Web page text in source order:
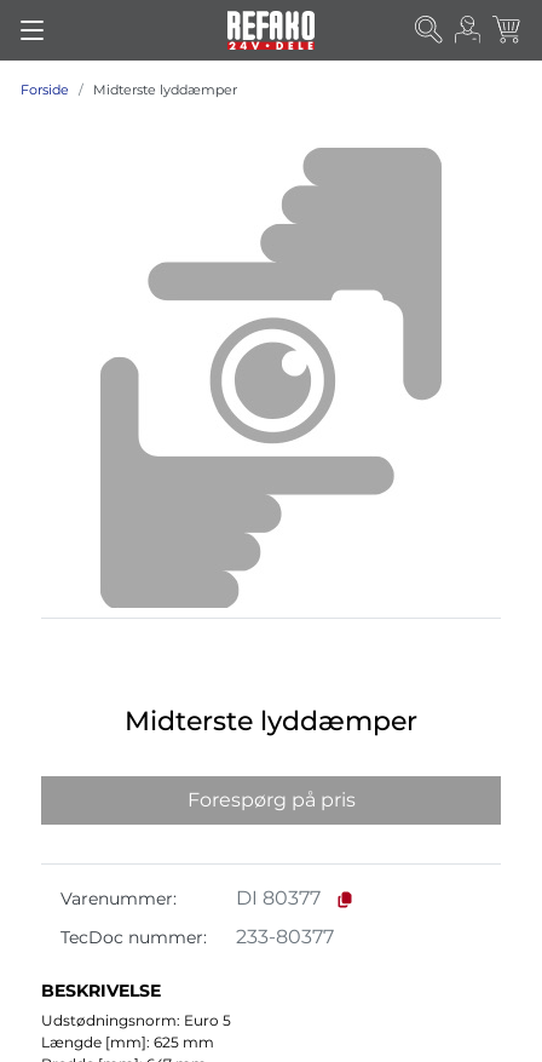
Forside Midterste lyddæmper
Midterste lyddæmper
Forespørg på pris
Varenummer: DI 80377
TecDoc nummer: 233-80377
BESKRIVELSE
Udstødningsnorm: Euro 5
Længde [mm]: 625 mm